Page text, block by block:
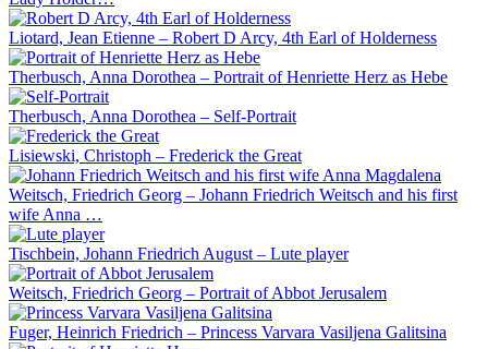
Liotard, Jean Etienne – Robert D Arcy, 4th Earl of Holderness
Therbusch, Anna Dorothea – Portrait of Henriette Herz as Hebe
Therbusch, Anna Dorothea – Self-Portrait
Lisiewski, Christoph – Frederick the Great
Weitsch, Friedrich Georg – Johann Friedrich Weitsch and his first
wife Anna …
Tischbein, Johann Friedrich August – Lute player
Weitsch, Friedrich Georg – Portrait of Abbot Jerusalem
Fuger, Heinrich Friedrich – Princess Varvara Vasiljena Galitsina